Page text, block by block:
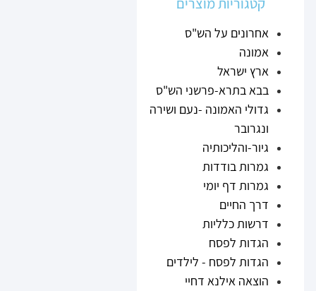
אחרונים על הש"ס
אמונה
ארץ ישראל
בבא בתרא-פרשני הש"ס
גדולי האמונה -נעם ושירה
ונגרובר
גיור-והליכותיה
גמרות בודדות
גמרות דף יומי
דרך החיים
דרשות כלליות
הגדות לפסח
הגדות לפסח - לילדים
הוצאה אילנא דחיי